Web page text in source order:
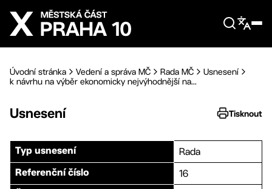
Přejít na hlavní obsah
Úvodní stránka Vedení a správa MČ Rada MČ
Usnesení
k návrhu na výběr ekonomicky nejvýhodnější na...
Usnesení Tisknout
Typ usnesení Rada
Referenční číslo 16